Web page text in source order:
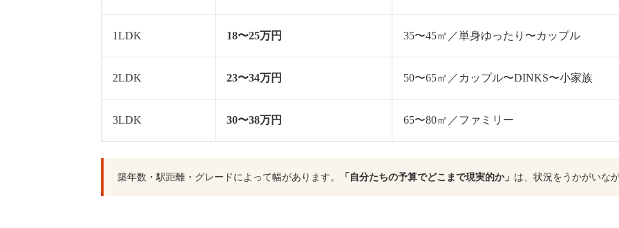
1LDK 18〜25万円 35〜45㎡／単身ゆったり〜カップル
2LDK 23〜34万円 50〜65㎡／カップル〜DINKS〜小家族
3LDK 30〜38万円 65〜80㎡／ファミリー
築年数・駅距離・グレードによって幅があります。 「自分たちの予算でどこまで現実的か」 は、状況をうかがいな